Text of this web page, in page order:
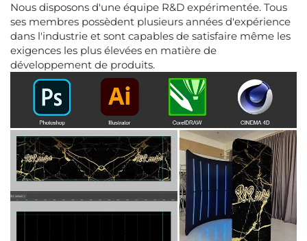
Nous disposons d'une équipe R&D expérimentée. Tous
ses membres possèdent plusieurs années d'expérience
dans l'industrie et sont capables de satisfaire même les
exigences les plus élevées en matière de
développement de produits.